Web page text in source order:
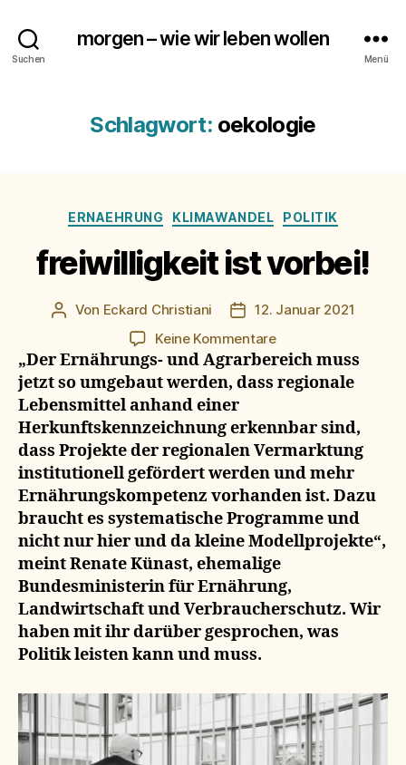
Suchen
morgen – wie wir leben wollen
Menü
Schlagwort: oekologie
Kategorien
ERNAEHRUNG KLIMAWANDEL POLITIK
freiwilligkeit ist vorbei!
Beitragsautor
Von Eckard Christiani Beitragsdatum
12. Januar 2021
Keine Kommentarezu
freiwilligkeit
ist
vorbei!
„Der Ernährungs- und Agrarbereich muss
jetzt so umgebaut werden, dass regionale
Lebensmittel anhand einer
Herkunftskennzeichnung erkennbar sind,
dass Projekte der regionalen Vermarktung
institutionell gefördert werden und mehr
Ernährungskompetenz vorhanden ist. Dazu
braucht es systematische Programme und
nicht nur hier und da kleine Modellprojekte“,
meint Renate Künast, ehemalige
Bundesministerin für Ernährung,
Landwirtschaft und Verbraucherschutz. Wir
haben mit ihr darüber gesprochen, was
Politik leisten kann und muss.